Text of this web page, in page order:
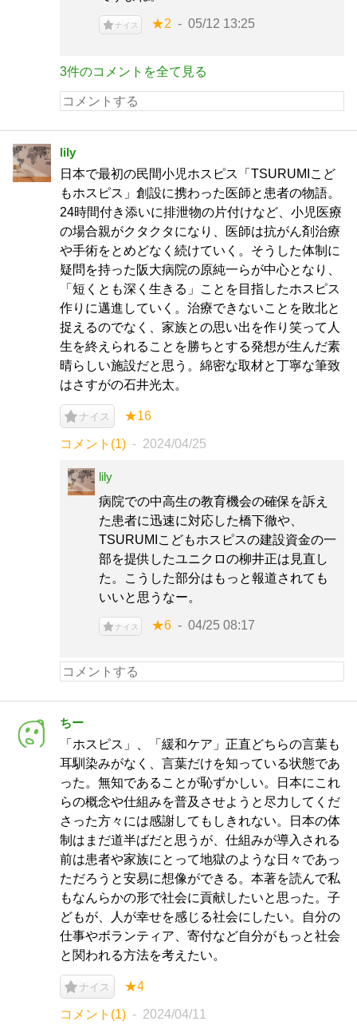
ナイス ★2 05/12 13:25
3件のコメントを全て見る
lily
日本で最初の民間小児ホスピス「TSURUMIこど
もホスピス」創設に携わった医師と患者の物語。
24時間付き添いに排泄物の片付けなど、小児医療
の場合親がクタクタになり、医師は抗がん剤治療
や手術をとめどなく続けていく。そうした体制に
疑問を持った阪大病院の原純一らが中心となり、
「短くとも深く生きる」ことを目指したホスピス
作りに邁進していく。治療できないことを敗北と
捉えるのでなく、家族との思い出を作り笑って人
生を終えられることを勝ちとする発想が生んだ素
晴らしい施設だと思う。綿密な取材と丁寧な筆致
はさすがの石井光太。
ナイス ★16
コメント(1) 2024/04/25
lily
病院での中高生の教育機会の確保を訴え
た患者に迅速に対応した橋下徹や、
TSURUMIこどもホスピスの建設資金の一
部を提供したユニクロの柳井正は見直し
た。こうした部分はもっと報道されても
いいと思うなー。
ナイス ★6 04/25 08:17
ちー
「ホスピス」、「緩和ケア」正直どちらの言葉も
耳馴染みがなく、言葉だけを知っている状態であ
った。無知であることが恥ずかしい。日本にこれ
らの概念や仕組みを普及させようと尽力してくだ
さった方々には感謝してもしきれない。日本の体
制はまだ道半ばだと思うが、仕組みが導入される
前は患者や家族にとって地獄のような日々であっ
ただろうと安易に想像ができる。本著を読んで私
もなんらかの形で社会に貢献したいと思った。子
どもが、人が幸せを感じる社会にしたい。自分の
仕事やボランティア、寄付など自分がもっと社会
と関われる方法を考えたい。
ナイス ★4
コメント(1) 2024/04/11